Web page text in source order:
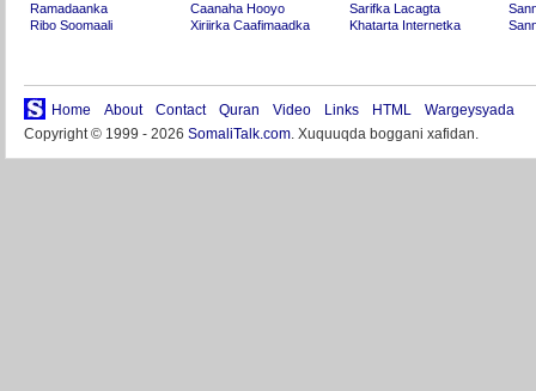
Ramadaanka
Ribo Soomaali
Caanaha Hooyo
Xiriirka Caafimaadka
Sarifka Lacagta
Khatarta Internetka
Home About Contact Quran Video Links HTML
Wargeysyada
Copyright © 1999 - 2026 SomaliTalk.com. Xuquuqda boggani xafidan.